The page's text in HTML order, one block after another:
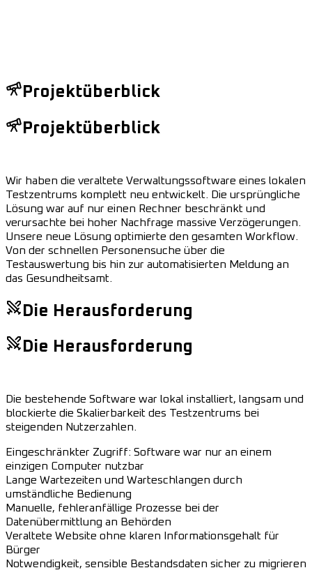
Projektüberblick
Projektüberblick
Wir haben die veraltete Verwaltungssoftware eines lokalen
Testzentrums komplett neu entwickelt. Die ursprüngliche
Lösung war auf nur einen Rechner beschränkt und
verursachte bei hoher Nachfrage massive Verzögerungen.
Unsere neue Lösung optimierte den gesamten Workflow.
Von der schnellen Personensuche über die
Testauswertung bis hin zur automatisierten Meldung an
das Gesundheitsamt.
Die Herausforderung
Die Herausforderung
Die bestehende Software war lokal installiert, langsam und
blockierte die Skalierbarkeit des Testzentrums bei
steigenden Nutzerzahlen.
Eingeschränkter Zugriff: Software war nur an einem
einzigen Computer nutzbar
Lange Wartezeiten und Warteschlangen durch
umständliche Bedienung
Manuelle, fehleranfällige Prozesse bei der
Datenübermittlung an Behörden
Veraltete Website ohne klaren Informationsgehalt für
Bürger
Notwendigkeit, sensible Bestandsdaten sicher zu migrieren